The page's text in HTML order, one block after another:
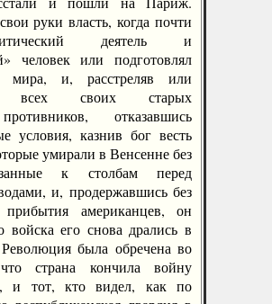
руки власть, когда почти
деятель и
человек или подготовлял
и, расстреляв или
всех своих старых
отказавшись
условия, казнив бог весть
умирали в Венсенне без
к столбам перед
и, продержавшись без
американцев, он
войска его снова дрались в
была обречена во
страна кончила войну
и тот, кто видел, как по